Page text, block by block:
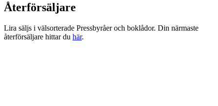
Återförsäljare
Lira säljs i välsorterade Pressbyråer och boklådor. Din närmaste
återförsäljare hittar du här.